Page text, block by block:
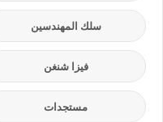
سلك المهندسين
فيزا شنغن
مستجدات